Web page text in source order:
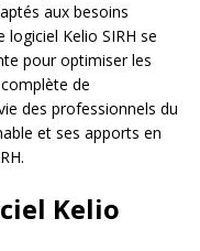
aux besoins
Kelio SIRH se
pour optimiser les
de
des professionnels du
et ses apports en
Kelio